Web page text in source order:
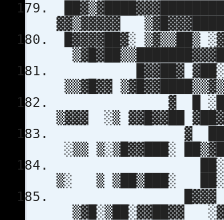
▓▓▒▓▓▓▓▓
█▓▓▓▓██▓░ ▒▓▒▒██▒
█▓▓██▓ ▓██░
▒▒▓█▓▓
▓ █ ░██▒
▒▓▓▓ ░▒
▓ ██
░▒▒ ▒░▒█▓▓███░
▒░ ▒
█▓▓▓